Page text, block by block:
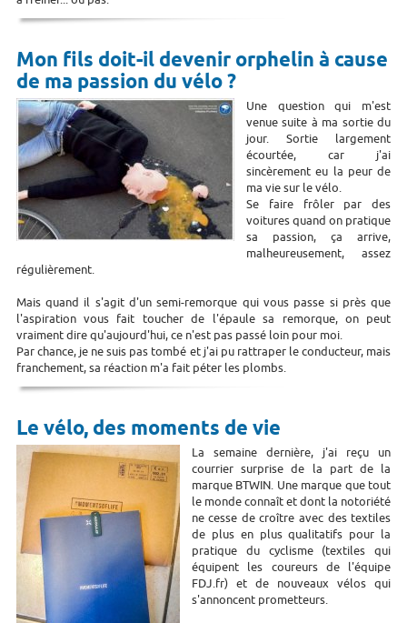
Mon fils doit-il devenir orphelin à cause
de ma passion du vélo ?
Une question qui m'est
venue suite à ma sortie du
jour. Sortie largement
écourtée, car j'ai
sincèrement eu la peur de
ma vie sur le vélo.
Se faire frôler par des
voitures quand on pratique
sa passion, ça arrive,
malheureusement, assez
régulièrement.
Mais quand il s'agit d'un semi-remorque qui vous passe si près que
l'aspiration vous fait toucher de l'épaule sa remorque, on peut
vraiment dire qu'aujourd'hui, ce n'est pas passé loin pour moi.
Par chance, je ne suis pas tombé et j'ai pu rattraper le conducteur, mais
franchement, sa réaction m'a fait péter les plombs.
Le vélo, des moments de vie
La semaine dernière, j'ai reçu un
courrier surprise de la part de la
marque BTWIN. Une marque que tout
le monde connaît et dont la notoriété
ne cesse de croître avec des textiles
de plus en plus qualitatifs pour la
pratique du cyclisme (textiles qui
équipent les coureurs de l'équipe
FDJ.fr) et de nouveaux vélos qui
s'annoncent prometteurs.